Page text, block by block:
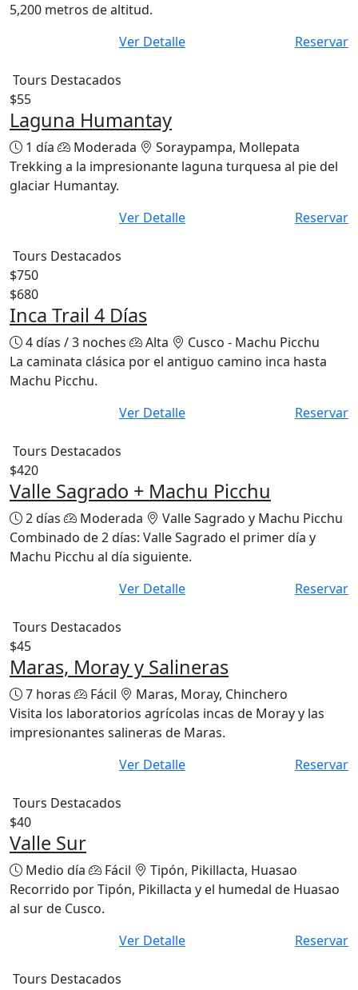
5,200 metros de altitud.
Ver Detalle
Reservar
Tours Destacados
$55
Laguna Humantay
1 día Moderada
Soraypampa, Mollepata
Trekking a la impresionante laguna turquesa al pie del
glaciar Humantay.
Ver Detalle
Reservar
Tours Destacados
$750
$680
Inca Trail 4 Días
4 días / 3 noches Alta
Cusco - Machu Picchu
La caminata clásica por el antiguo camino inca hasta
Machu Picchu.
Ver Detalle
Reservar
Tours Destacados
$420
Valle Sagrado + Machu Picchu
2 días Moderada
Valle Sagrado y Machu Picchu
Combinado de 2 días: Valle Sagrado el primer día y
Machu Picchu al día siguiente.
Ver Detalle
Reservar
Tours Destacados
$45
Maras, Moray y Salineras
7 horas Fácil
Maras, Moray, Chinchero
Visita los laboratorios agrícolas incas de Moray y las
impresionantes salineras de Maras.
Ver Detalle
Reservar
Tours Destacados
$40
Valle Sur
Medio día Fácil
Tipón, Pikillacta, Huasao
Recorrido por Tipón, Pikillacta y el humedal de Huasao
al sur de Cusco.
Ver Detalle
Reservar
Tours Destacados